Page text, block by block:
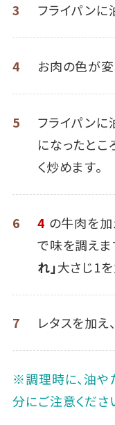
3 フライパンに
4 お肉の色が変
5
フライパンに
になったと
く炒めます。
6 4 の牛肉を加
で味を調えま
れ」大さじ1
7 レタスを加え
※調理時に、油や
分にご注意くださ